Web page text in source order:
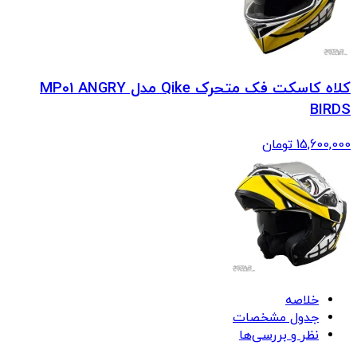
کلاه کاسکت فک متحرک Qike مدل MP01 ANGRY
BIRDS
15,600,000 تومان
خلاصه
جدول مشخصات
نظر و بررسی‌ها